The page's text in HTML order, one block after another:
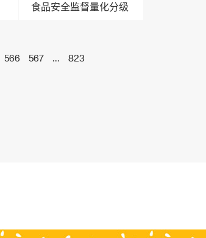
食品安全监督量化分级
566 567 ... 823